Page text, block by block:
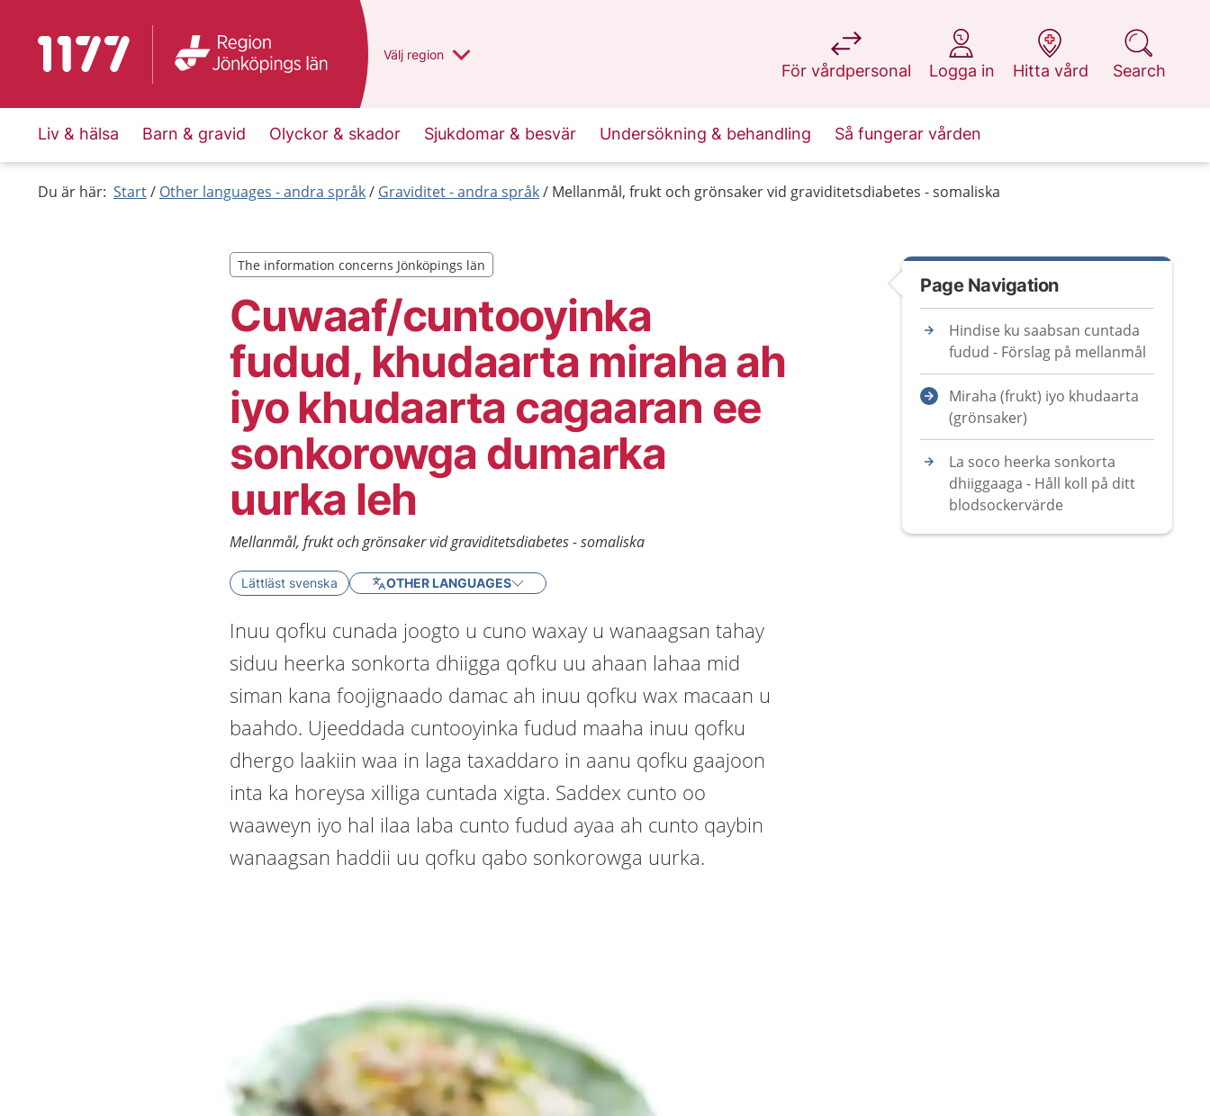
To start page for 1177 Du har valt region
Välj en annan
region
För vårdpersonal
at 1177.se
Logga in
at 1177.se
Hitta vård
at 1177.se
Search
at 1177.se
Liv & hälsa Barn & gravid Olyckor & skador Sjukdomar & besvär Undersökning & behandling Så fungerar vården
Du är här: Start Other languages - andra språk Graviditet - andra språk Mellanmål, frukt och grönsaker vid graviditetsdiabetes - somaliska
Cuwaaf/cuntooyinka
fudud, khudaarta miraha ah
iyo khudaarta cagaaran ee
sonkorowga dumarka
uurka leh
Mellanmål, frukt och grönsaker vid graviditetsdiabetes - somaliska
The information concerns Jönköpings län
The information concerns Jönköpings län
Lättläst svenska OTHER LANGUAGES
Inuu qofku cunada joogto u cuno waxay u wanaagsan tahay
siduu heerka sonkorta dhiigga qofku uu ahaan lahaa mid
siman kana foojignaado damac ah inuu qofku wax macaan u
baahdo. Ujeeddada cuntooyinka fudud maaha inuu qofku
dhergo laakiin waa in laga taxaddaro in aanu qofku gaajoon
inta ka horeysa xilliga cuntada xigta. Saddex cunto oo
waaweyn iyo hal ilaa laba cunto fudud ayaa ah cunto qaybin
wanaagsan haddii uu qofku qabo sonkorowga uurka.
Page Navigation
Hindise ku saabsan cuntada
fudud - Förslag på mellanmål
Miraha (frukt) iyo khudaarta
(grönsaker)
La soco heerka sonkorta
dhiiggaaga - Håll koll på ditt
blodsockervärde